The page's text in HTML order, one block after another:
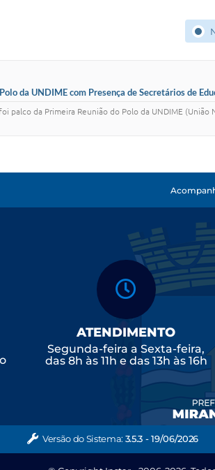
da UNDIME com Presença de Secretários de
palco da Primeira Reunião do Polo da UNDIME
ATENDIMENTO
Segunda-feira a Sexta-feira,
das 8h às 11h e das 13h às 16h
Versão do Sistema: 3.5.3 - 19/06/2026